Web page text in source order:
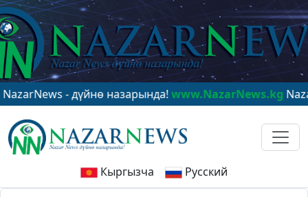
- дүйнө назарында!www.NazarNews.kg
Кыргызча Русский